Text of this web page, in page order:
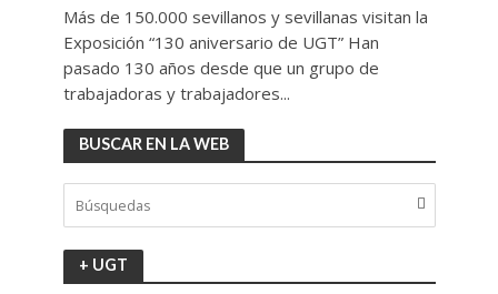
Más de 150.000 sevillanos y sevillanas visitan la
Exposición “130 aniversario de UGT” Han
pasado 130 años desde que un grupo de
trabajadoras y trabajadores...
BUSCAR EN LA WEB
+ UGT